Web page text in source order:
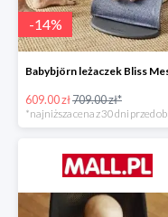
-14%
609.00 zł709.00 zł*